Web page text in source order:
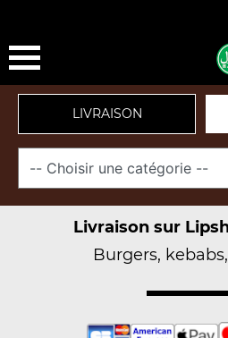
LIVRAISON
Livraison sur
Burgers,